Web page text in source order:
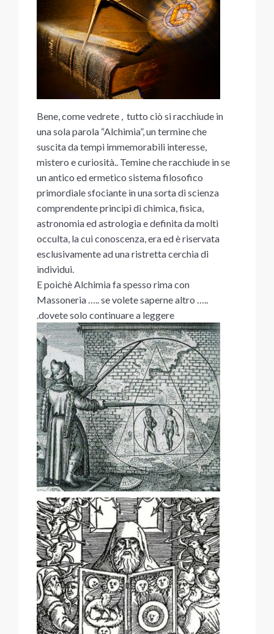
Bene, come vedrete , tutto ciò si racchiude in
una sola parola “Alchimia”, un termine che
suscita da tempi immemorabili interesse,
mistero e curiosità.. Temine che racchiude in se
un antico ed ermetico sistema filosofico
primordiale sfociante in una sorta di scienza
comprendente principi di chimica, fisica,
astronomia ed astrologia e definita da molti
occulta, la cui conoscenza, era ed è riservata
esclusivamente ad una ristretta cerchia di
individui.
E poichè Alchimia fa spesso rima con
Massoneria ….. se volete saperne altro …..
.dovete solo continuare a leggere